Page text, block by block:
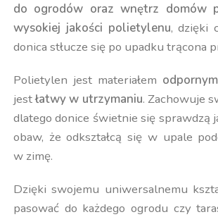
do ogrodów oraz wnętrz domów
wysokiej jakości polietylenu, dzięki
donica stłucze się po upadku trącona
Polietylen jest materiałem
jestłatwy w utrzymaniu. Zachowuje
dlatego donice świetnie się sprawdzą
obaw, że odkształcą się w upale
w zimę.
Dzięki swojemu uniwersalnemu
pasować do każdego ogrodu czy